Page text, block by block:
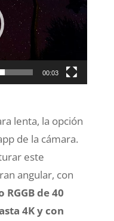
00:03
lenta, la opción
de la cámara.
este
angular, con
de 40
4K y con